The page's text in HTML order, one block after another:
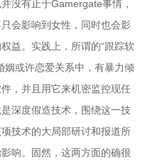
没有止于Gamergate事情，
会影响到女性，同时也会影
益。实践上，所谓的“跟踪软
姻或许恋爱关系中，有暴力倾
，并且用它来机密监控现任
深度假造技术，围绕这一技
技术的大局部研讨和报道所
响。固然，这两方面的确很